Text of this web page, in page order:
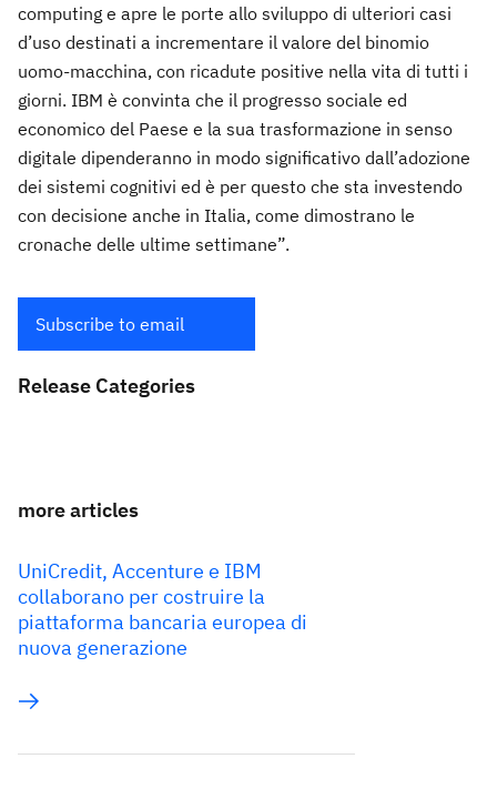
computing e apre le porte allo sviluppo di ulteriori casi
d’uso destinati a incrementare il valore del binomio
uomo-macchina, con ricadute positive nella vita di tutti i
giorni. IBM è convinta che il progresso sociale ed
economico del Paese e la sua trasformazione in senso
digitale dipenderanno in modo significativo dall’adozione
dei sistemi cognitivi ed è per questo che sta investendo
con decisione anche in Italia, come dimostrano le
cronache delle ultime settimane”.
Subscribe to email
Release Categories
more articles
UniCredit, Accenture e IBM
collaborano per costruire la
piattaforma bancaria europea di
nuova generazione